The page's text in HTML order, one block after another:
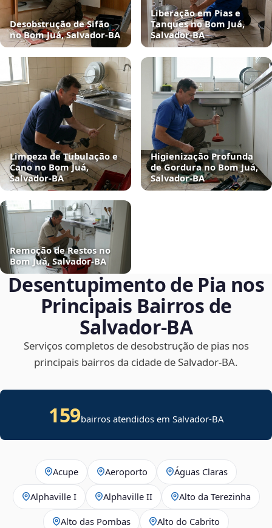
Desobstrução de Sifão
no Bom Juá, Salvador‑BA
Liberação em Pias e
Tanques no Bom Juá,
Salvador‑BA
Limpeza de Tubulação e
Cano no Bom Juá,
Salvador‑BA
Higienização Profunda
de Gordura no Bom Juá,
Salvador‑BA
Remoção de Restos no
Bom Juá, Salvador‑BA
Desentupimento de Pia nos
Principais Bairros de
Salvador‑BA
Serviços completos de desobstrução de pias nos
principais bairros da cidade de Salvador‑BA.
159bairros atendidos em Salvador-BA
Acupe Aeroporto Águas Claras
Alphaville I Alphaville II Alto da Terezinha
Alto das Pombas Alto do Cabrito